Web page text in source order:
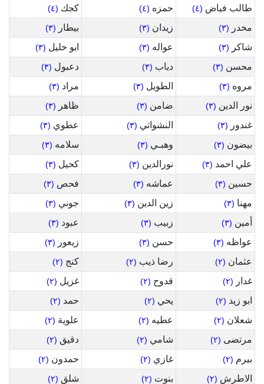
طالب فياض (٤) حمزه (٤) كجك (٤)
مخدر (٣) زيدان (٣) بيطار (٣)
شاكر (٣) عواله (٣) ابو خليل (٣)
محسن (٣) دياب (٣) دعبول (٣)
مروه (٣) الطويل (٣) مراد (٣)
نور الدين (٣) ضامن (٣) ظاهر (٣)
غندور (٣) النشواتي (٣) عطوي (٣)
بيضون (٣) وهبـي (٣) سلامه (٣)
علي احمد (٣) نورالدين (٣) كحيل (٣)
حسين (٣) عماشه (٣) فحص (٣)
مهنا (٣) زين الدين (٣) جوني (٣)
أمين (٣) زبيب (٣) عبود (٣)
عواظه (٣) حسن (٣) زيعور (٣)
عثمان (٢) رضا ذيب (٢) كنج (٢)
غدار (٢) قدوح (٢) غزيل (٢)
ابو زيد (٢) يحي (٢) حمد (٢)
شعلان (٢) عطيه (٢) علوية (٢)
مرتضى (٢) شامي (٢) دقيق (٢)
بيرم (٢) غازي (٢) حمدون (٢)
الاطرش (٢) بنوت (٢) شلق (٢)